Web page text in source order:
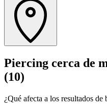
Piercing cerca de
(10)
¿Qué afecta a los resultados de